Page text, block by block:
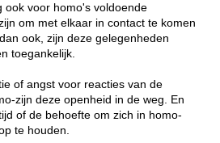
ook voor homo's voldoende
om met elkaar in contact te komen
ook, zijn deze gelegenheden
toegankelijk.
of angst voor reacties van de
zijn deze openheid in de weg. En
of de behoefte om zich in homo-
te houden.